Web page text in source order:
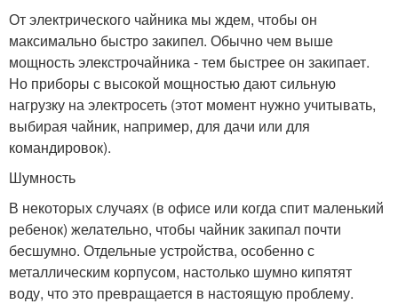
От электрического чайника мы ждем, чтобы он
максимально быстро закипел. Обычно чем выше
мощность элекстрочайника - тем быстрее он закипает.
Но приборы с высокой мощностью дают сильную
нагрузку на электросеть (этот момент нужно учитывать,
выбирая чайник, например, для дачи или для
командировок).
Шумность
В некоторых случаях (в офисе или когда спит маленький
ребенок) желательно, чтобы чайник закипал почти
бесшумно. Отдельные устройства, особенно с
металлическим корпусом, настолько шумно кипятят
воду, что это превращается в настоящую проблему.